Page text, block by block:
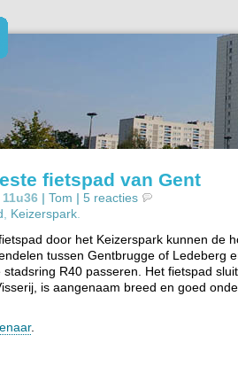
fietspad van Gent
| Tom | 5 reacties
Keizerspark
door het Keizerspark kunnen de
tussen Gentbrugge of Ledeberg
R40 passeren. Het fietspad
is aangenaam breed en goed
.